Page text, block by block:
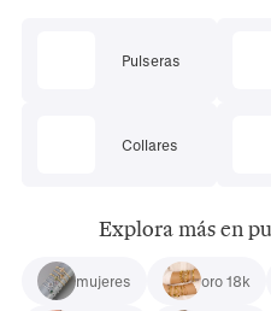
Pulseras
Collares
Explora más en
mujeres oro 18k